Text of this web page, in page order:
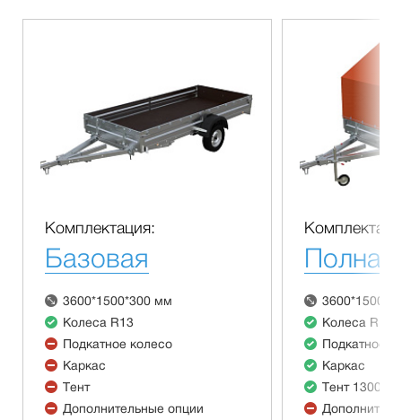
Комплектация:
Базовая
3600*1500*300 мм
Колеса R13
Подкатное колесо
Каркас
Тент
Дополнительные опции
Полная
Колеса R13
Подкатное
Каркас
Тент 1300 мм